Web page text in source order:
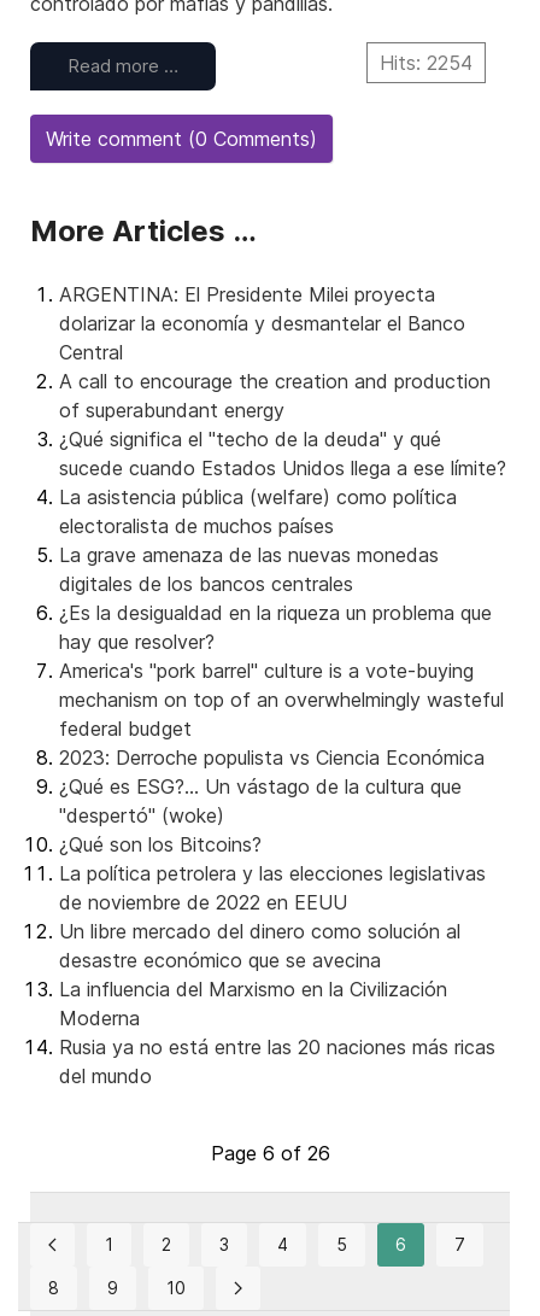
Read more … Hits: 2254
Write comment (0 Comments)
More Articles …
ARGENTINA: El Presidente Milei proyecta
dolarizar la economía y desmantelar el Banco
Central
A call to encourage the creation and production
of superabundant energy
¿Qué significa el "techo de la deuda" y qué
sucede cuando Estados Unidos llega a ese límite?
La asistencia pública (welfare) como política
electoralista de muchos países
La grave amenaza de las nuevas monedas
digitales de los bancos centrales
¿Es la desigualdad en la riqueza un problema que
hay que resolver?
America's "pork barrel" culture is a vote-buying
mechanism on top of an overwhelmingly wasteful
federal budget
2023: Derroche populista vs Ciencia Económica
¿Qué es ESG?... Un vástago de la cultura que
"despertó" (woke)
¿Qué son los Bitcoins?
La política petrolera y las elecciones legislativas
de noviembre de 2022 en EEUU
Un libre mercado del dinero como solución al
desastre económico que se avecina
La influencia del Marxismo en la Civilización
Moderna
Rusia ya no está entre las 20 naciones más ricas
del mundo
Page 6 of 26
1 2 3 4 5 6 7
8 9 10